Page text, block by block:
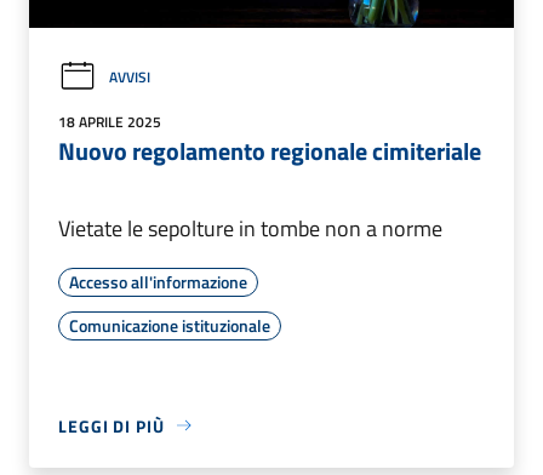
AVVISI
18 APRILE 2025
Nuovo regolamento regionale cimiteriale
Vietate le sepolture in tombe non a norme
Accesso all'informazione
Comunicazione istituzionale
LEGGI DI PIÙ